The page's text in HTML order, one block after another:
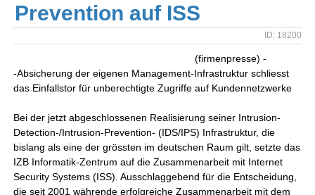
Prevention auf ISS
ID: 18200
(firmenpresse) -
-Absicherung der eigenen Management-Infrastruktur schliesst
das Einfallstor für unberechtigte Zugriffe auf Kundennetzwerke
Bei der jetzt abgeschlossenen Realisierung seiner Intrusion-
Detection-/Intrusion-Prevention- (IDS/IPS) Infrastruktur, die
bislang als eine der grössten im deutschen Raum gilt, setzte das
IZB Informatik-Zentrum auf die Zusammenarbeit mit Internet
Security Systems (ISS). Ausschlaggebend für die Entscheidung,
die seit 2001 währende erfolgreiche Zusammenarbeit mit dem